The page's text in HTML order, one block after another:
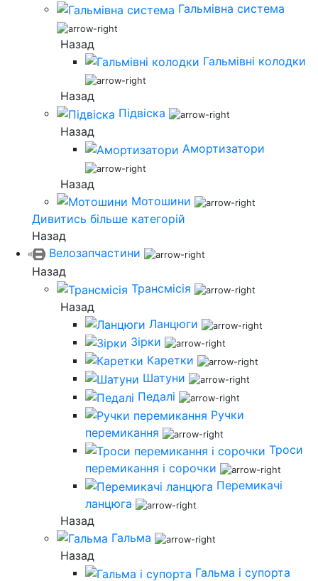
Гальмівна система
Назад
Гальмівні колодки
Назад
Підвіска
Назад
Амортизатори
Назад
Мотошини
Дивитись більше категорій
Назад
Велозапчастини
Назад
Трансмісія
Назад
Ланцюги
Зірки
Каретки
Шатуни
Педалі
Ручки
перемикання
Троси
перемикання і сорочки
Перемикачі
ланцюга
Назад
Гальма
Назад
Гальма і супорта